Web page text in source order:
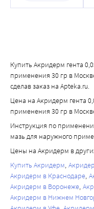
Купить Акридерм гента
применения 30 гр в
сделав заказ на Apteka.ru.
Цена на Акридерм гента
применения 30 гр в
Инструкция по
мазь для наружного
Цены на Акридерм в
Купить Акридерм
Акридерм в Краснодаре
Акридерм в Воронеже
Акридерм в Нижнем